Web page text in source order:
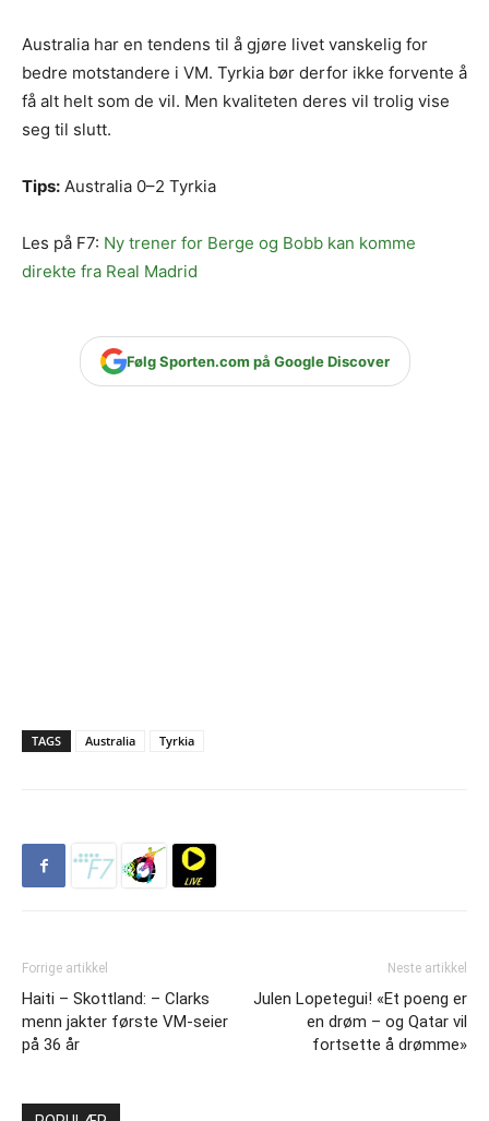
Australia har en tendens til å gjøre livet vanskelig for
bedre motstandere i VM. Tyrkia bør derfor ikke forvente å
få alt helt som de vil. Men kvaliteten deres vil trolig vise
seg til slutt.
Tips: Australia 0–2 Tyrkia
Les på F7: Ny trener for Berge og Bobb kan komme
direkte fra Real Madrid
Følg Sporten.com på Google Discover
TAGS Australia Tyrkia
Forrige artikkel
Haiti – Skottland: – Clarks
menn jakter første VM-seier
på 36 år
Neste artikkel
Julen Lopetegui! «Et poeng er
en drøm – og Qatar vil
fortsette å drømme»